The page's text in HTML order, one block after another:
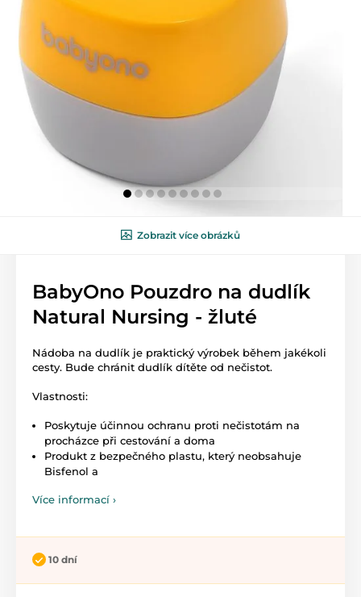
Zobrazit více obrázků
BabyOno Pouzdro na dudlík
Natural Nursing - žluté
Nádoba na dudlík je praktický výrobek během jakékoli
cesty. Bude chránit dudlík dítěte od nečistot.
Vlastnosti:
Poskytuje účinnou ochranu proti nečistotám na
procházce při cestování a doma
Produkt z bezpečného plastu, který neobsahuje
Bisfenol a
Více informací ›
10 dní